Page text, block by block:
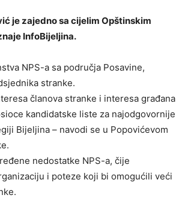
je zajedno sa cijelim Opštinskim
InfoBijeljina.
NPS-a sa područja Posavine,
stranke.
članova stranke i interesa građana
kandidatske liste za najodgovornije
Bijeljina – navodi se u Popovićevom
nedostatke NPS-a, čije
i poteze koji bi omogućili veći